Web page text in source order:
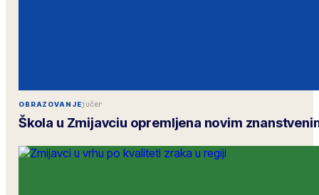
OBRAZOVANJEjučer
Škola u Zmijavciu opremljena novim